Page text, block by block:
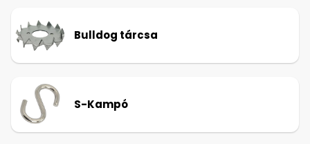
Bulldog tárcsa
S-Kampó